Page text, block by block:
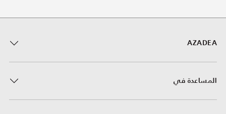
AZADEA
المساعدة في